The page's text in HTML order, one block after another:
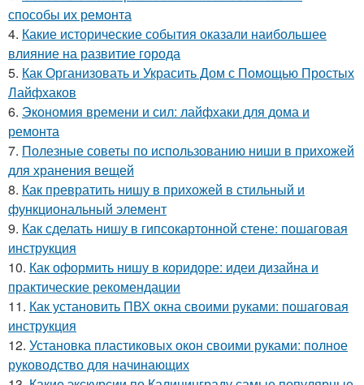
способы их ремонта
4. Какие исторические события оказали наибольшее
влияние на развитие города
5. Как Организовать и Украсить Дом с Помощью Простых
Лайфхаков
6. Экономия времени и сил: лайфхаки для дома и
ремонта
7. Полезные советы по использованию ниши в прихожей
для хранения вещей
8. Как превратить нишу в прихожей в стильный и
функциональный элемент
9. Как сделать нишу в гипсокартонной стене: пошаговая
инструкция
10. Как оформить нишу в коридоре: идеи дизайна и
практические рекомендации
11. Как установить ПВХ окна своими руками: пошаговая
инструкция
12. Установка пластиковых окон своими руками: полное
руководство для начинающих